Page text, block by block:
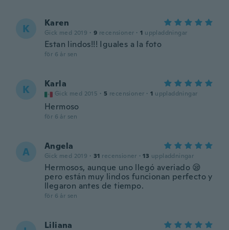
K Karen
Gick med 2019 · 9 recensioner · 1 uppladdningar
Estan lindos!!! Iguales a la foto
för 6 år sen
K Karla
Gick med 2015 · 5 recensioner · 1 uppladdningar
Hermoso
för 6 år sen
A Angela
Gick med 2019 · 31 recensioner · 13 uppladdningar
Hermosos, aunque uno llegó averiado 😪
pero están muy lindos funcionan perfecto y
llegaron antes de tiempo.
för 6 år sen
Liliana